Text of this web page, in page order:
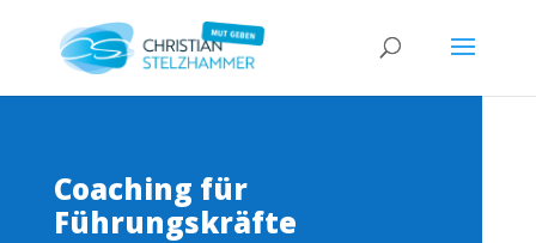
Coaching für
Führungskräfte